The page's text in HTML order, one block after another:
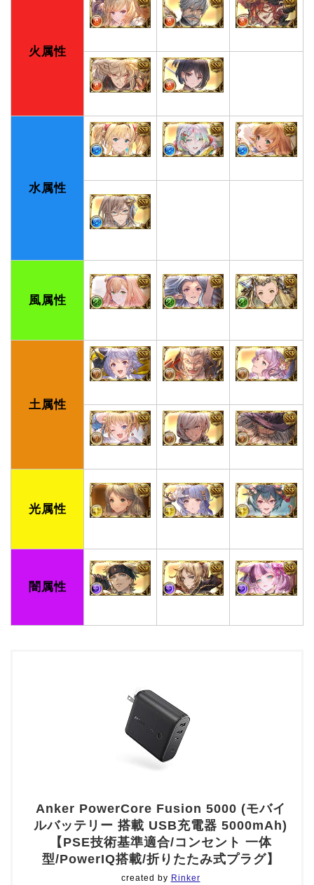
火属性
水属性
風属性
土属性
光属性
闇属性
Anker PowerCore Fusion 5000 (モバイ
ルバッテリー 搭載 USB充電器 5000mAh)
【PSE技術基準適合/コンセント 一体
型/PowerIQ搭載/折りたたみ式プラグ】
created by Rinker